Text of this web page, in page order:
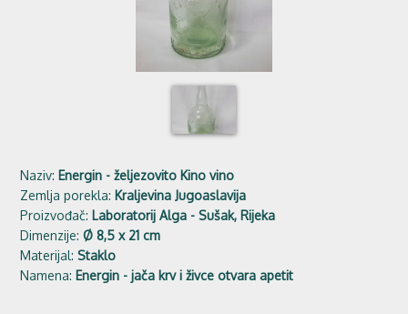
Naziv: Energin - željezovito Kino vino
Zemlja porekla: Kraljevina Jugoaslavija
Proizvođač: Laboratorij Alga - Sušak, Rijeka
Dimenzije:Ø 8,5 x 21 cm
Materijal:Staklo
Namena: Energin - jača krv i živce otvara apetit